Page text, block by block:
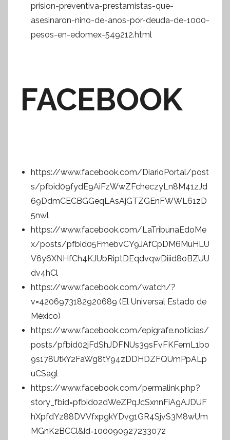
prision-preventiva-prestamistas-que-
asesinaron-nino-de-anos-por-deuda-de-1000-
pesos-en-edomex-549212.html
FACEBOOK
https://www.facebook.com/DiarioPortal/post
s/pfbid09fydE9AiFzWwZFcheczyLn8M41zJd
69DdmCECBGGeqLAsAjGTZGEnFWWL61zD
5nwl
https://www.facebook.com/LaTribunaEdoMe
x/posts/pfbid05FmebvCY9JAfCpDM6MuHLU
V6y6XNHfCh4KJUbRiptDEqdvqwDiiid8oBZUU
dv4hCl
https://www.facebook.com/watch/?
v=4206973182920689 (El Universal Estado de
México)
https://www.facebook.com/epigrafe.noticias/
posts/pfbid02jFdShJDFNUs39sFvFKFemL1bo
9s178UtkY2FaWg8tY94zDDHDZFQUmPpALp
uCSagl
https://www.facebook.com/permalink.php?
story_fbid=pfbid02dWeZPqJcSxnnFiAgAJDUF
hXpfdYz88DVVfxpgkYDvg1GR4SjvS3M8wUm
MGnK2BCCl&id=100090927233072